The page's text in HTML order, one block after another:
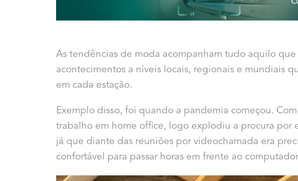
As tendências de moda acompanham tudo aquilo que
acontecimentos a níveis locais, regionais e mundiais
em cada estação.
Exemplo disso, foi quando a pandemia começou.
trabalho em home office, logo explodiu a procura por
já que diante das reuniões por videochamada era
confortável para passar horas em frente ao